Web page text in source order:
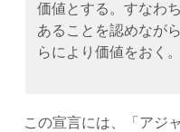
価値とする。すなわ
あることを認めなが
らにより価値をおく。
この宣言には、「アジ